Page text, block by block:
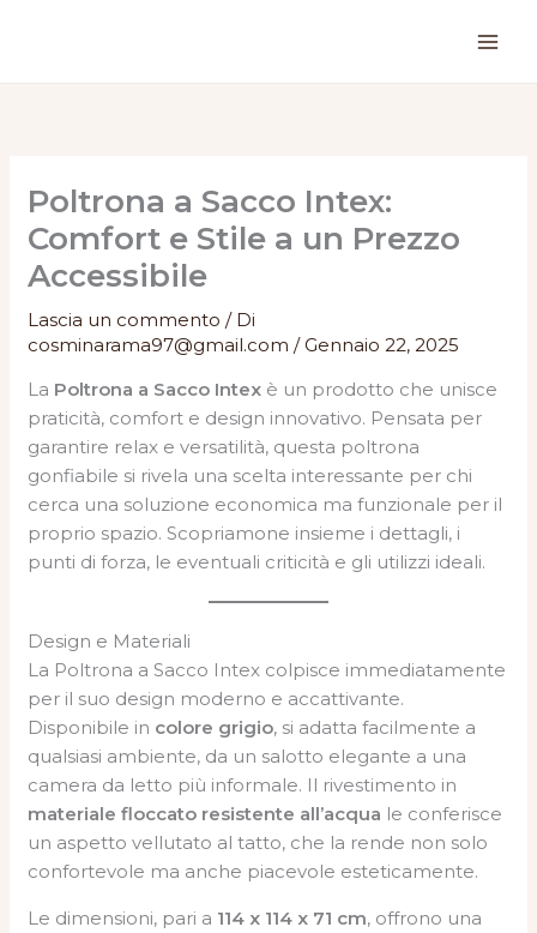
Poltrona a Sacco Intex:
Comfort e Stile a un Prezzo
Accessibile
Lascia un commento / Di
cosminarama97@gmail.com/Gennaio 22, 2025
La Poltrona a Sacco Intex è un prodotto che unisce
praticità, comfort e design innovativo. Pensata per
garantire relax e versatilità, questa poltrona
gonfiabile si rivela una scelta interessante per chi
cerca una soluzione economica ma funzionale per il
proprio spazio. Scopriamone insieme i dettagli, i
punti di forza, le eventuali criticità e gli utilizzi ideali.
Design e Materiali
La Poltrona a Sacco Intex colpisce immediatamente
per il suo design moderno e accattivante.
Disponibile in colore grigio, si adatta facilmente a
qualsiasi ambiente, da un salotto elegante a una
camera da letto più informale. Il rivestimento in
materiale floccato resistente all’acqua le conferisce
un aspetto vellutato al tatto, che la rende non solo
confortevole ma anche piacevole esteticamente.
Le dimensioni, pari a 114 x 114 x 71 cm, offrono una